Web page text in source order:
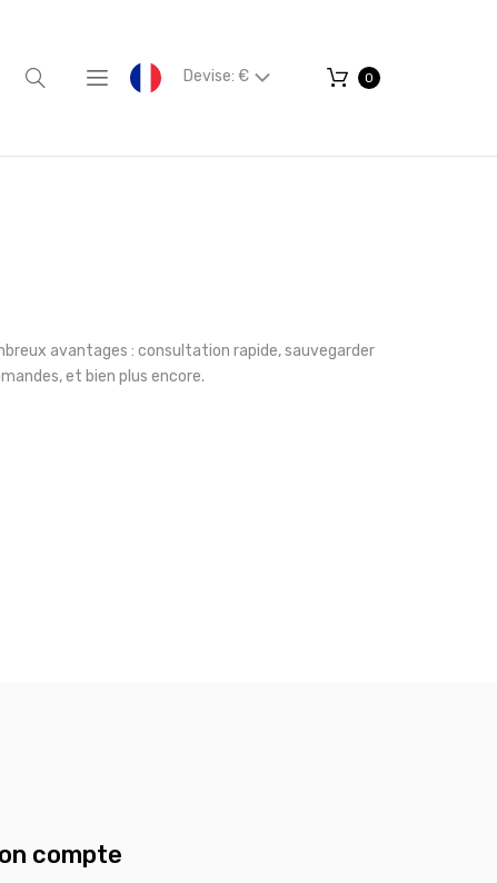
Devise: € 0
avantages : consultation rapide, sauvegarder
et bien plus encore.
compte